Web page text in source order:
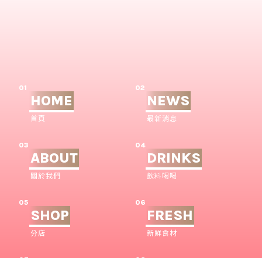
01
HOME
首頁
02
NEWS
最新消息
03
ABOUT
關於我們
04
DRINKS
飲料喝喝
05
SHOP
分店
06
FRESH
新鮮食材